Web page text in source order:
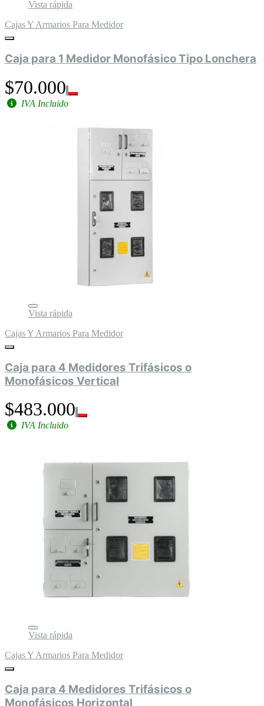
Vista rápida
Cajas Y Armarios Para Medidor
Caja para 1 Medidor Monofásico Tipo Lonchera
$70.000
IVA Incluido
Vista rápida
Cajas Y Armarios Para Medidor
Caja para 4 Medidores Trifásicos o
Monofásicos Vertical
$483.000
IVA Incluido
Vista rápida
Cajas Y Armarios Para Medidor
Caja para 4 Medidores Trifásicos o
Monofásicos Horizontal